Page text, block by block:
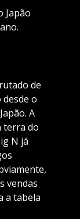
Japão
de
desde o
A
terra do
N já
vendas
a tabela